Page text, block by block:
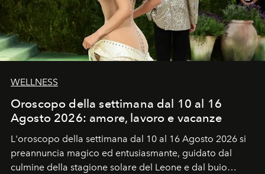
WELLNESS
Oroscopo della settimana dal 10 al 16
Agosto 2026: amore, lavoro e vacanze
L'oroscopo della settimana dal 10 al 16 Agosto 2026 si
preannuncia magico ed entusiasmante, guidato dal
culmine della stagione solare del Leone e dal buio